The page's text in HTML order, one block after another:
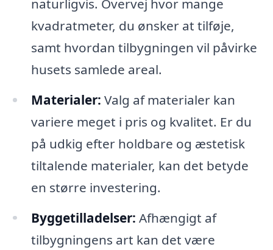
naturligvis. Overvej hvor mange
kvadratmeter, du ønsker at tilføje,
samt hvordan tilbygningen vil påvirke
husets samlede areal.
Materialer: Valg af materialer kan
variere meget i pris og kvalitet. Er du
på udkig efter holdbare og æstetisk
tiltalende materialer, kan det betyde
en større investering.
Byggetilladelser: Afhængigt af
tilbygningens art kan det være